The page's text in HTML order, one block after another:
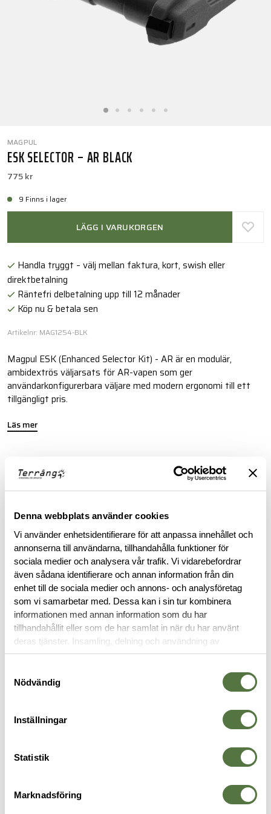
Denna webbplats använder cookies
Vi använder enhetsidentifierare för att anpassa innehållet och
annonserna till användarna, tillhandahålla funktioner för
sociala medier och analysera vår trafik. Vi vidarebefordrar
även sådana identifierare och annan information från din
enhet till de sociala medier och annons- och analysföretag
som vi samarbetar med. Dessa kan i sin tur kombinera
informationen med annan information som du har
tillhandahållit eller som de har samlat in när du har använt
deras tjänster. Insamling, delning och användning av
personuppgifter kan användas för personalisering av
Nödvändig
Inställningar
Statistik
Marknadsföring
MAGPUL
ESK SELECTOR – AR BLACK
775 kr
9 Finns i lager
LÄGG I VARUKORGEN
Handla tryggt – välj mellan faktura, kort, swish eller
direktbetalning
Räntefri delbetalning upp till 12 månader
Köp nu & betala sen
Artikelnr: MAG1254-BLK
Magpul ESK (Enhanced Selector Kit) - AR är en modulär,
ambidextrös väljarsats för AR-vapen som ger
användarkonfigurerbara väljare med modern ergonomi till ett
tillgängligt pris.
Läs mer
BESKRIVNING
RECENSIONER
OM VARUMÄRKET